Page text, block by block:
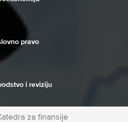
pravo
i reviziju
za finansije